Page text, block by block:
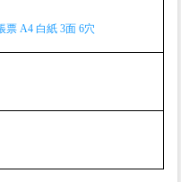
票 A4 白紙 3面 6穴